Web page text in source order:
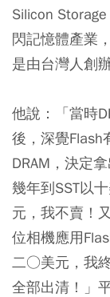
Silicon
閃記憶體產業
是由台灣人創
他說：「當時
後，深覺Flash
DRAM，決定
幾年到SST以
元，我不賣！
位相機應用
二○美元，我
全部出清！」